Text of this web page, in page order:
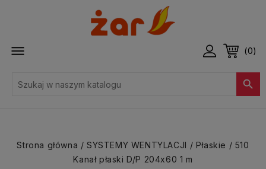
 (0)

Strona główna SYSTEMY WENTYLACJI Płaskie
510
Kanał płaski D/P 204x60 1 m